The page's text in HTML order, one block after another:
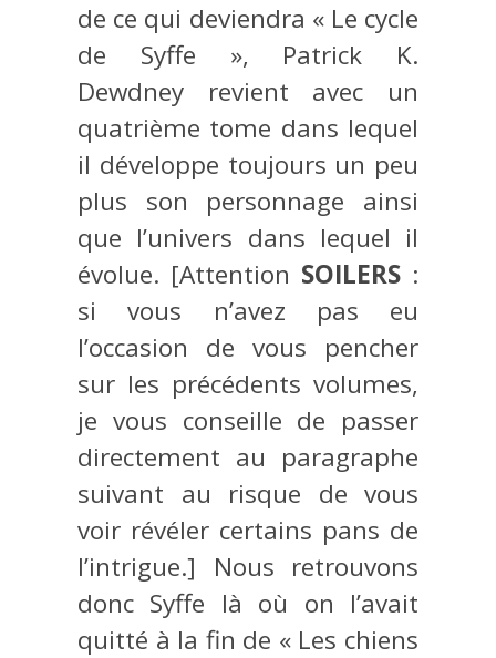
de ce qui deviendra « Le cycle
de Syffe », Patrick K.
Dewdney revient avec un
quatrième tome dans lequel
il développe toujours un peu
plus son personnage ainsi
que l’univers dans lequel il
évolue. [Attention SOILERS :
si vous n’avez pas eu
l’occasion de vous pencher
sur les précédents volumes,
je vous conseille de passer
directement au paragraphe
suivant au risque de vous
voir révéler certains pans de
l’intrigue.] Nous retrouvons
donc Syffe là où on l’avait
quitté à la fin de « Les chiens